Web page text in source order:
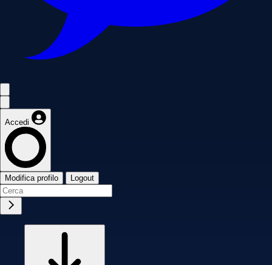
Accedi
Modifica profilo Logout